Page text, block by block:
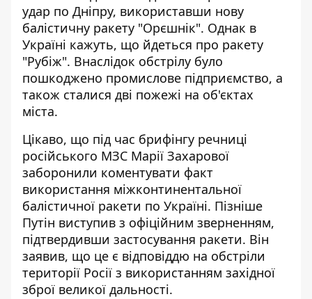
удар по Дніпру, використавши нову
балістичну ракету "Орєшнік". Однак в
Україні кажуть, що йдеться про ракету
"Рубіж". Внаслідок обстрілу було
пошкоджено промислове підприємство, а
також сталися дві пожежі на об'єктах
міста.
Цікаво, що під час брифінгу речниці
російського МЗС Марії Захарової
заборонили коментувати факт
використання міжконтинентальної
балістичної ракети по Україні. Пізніше
Путін виступив з офіційним зверненням,
підтвердивши застосування ракети. Він
заявив, що це є відповіддю на обстріли
території Росії з використанням західної
зброї великої дальності.